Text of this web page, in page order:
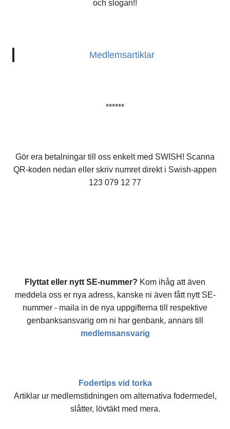
och slogan!!
Medlemsartiklar
******
Gör era betalningar till oss enkelt med SWISH! Scanna
QR-koden nedan eller skriv numret direkt i Swish-appen
123 079 12 77
Flyttat eller nytt SE-nummer? Kom ihåg att även
meddela oss er nya adress, kanske ni även fått nytt SE-
nummer - maila in de nya uppgifterna till respektive
genbanksansvarig om ni har genbank, annars till
medlemsansvarig
Fodertips vid torka
Artiklar ur medlemstidningen om alternativa fodermedel,
slåtter, lövtäkt med mera.